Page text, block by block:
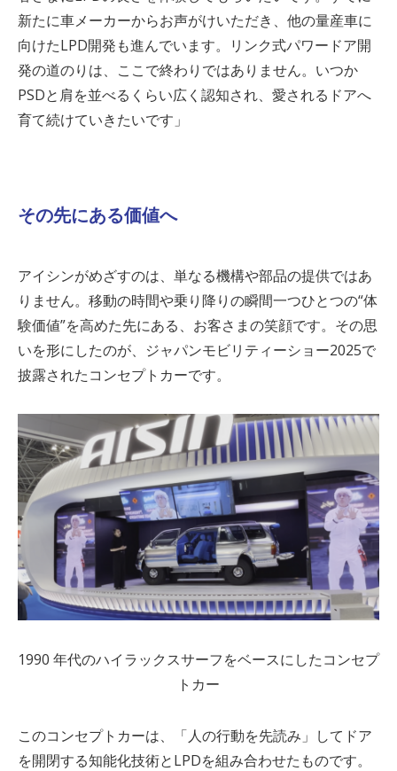
新たに車メーカーからお声がけいただき、他の量産車に
向けたLPD開発も進んでいます。リンク式パワードア開
発の道のりは、ここで終わりではありません。いつか
PSDと肩を並べるくらい広く認知され、愛されるドアへ
育て続けていきたいです」
その先にある価値へ
アイシンがめざすのは、単なる機構や部品の提供ではあ
りません。移動の時間や乗り降りの瞬間一つひとつの“体
験価値”を高めた先にある、お客さまの笑顔です。その思
いを形にしたのが、ジャパンモビリティーショー2025で
披露されたコンセプトカーです。
1990 年代のハイラックスサーフをベースにしたコンセプ
トカー
このコンセプトカーは、「人の行動を先読み」してドア
を開閉する知能化技術とLPDを組み合わせたものです。